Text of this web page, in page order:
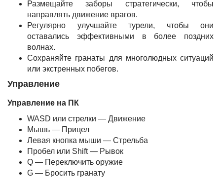
Размещайте заборы стратегически, чтобы
направлять движение врагов.
Регулярно улучшайте турели, чтобы они
оставались эффективными в более поздних
волнах.
Сохраняйте гранаты для многолюдных ситуаций
или экстренных побегов.
Управление
Управление на ПК
WASD или стрелки — Движение
Мышь — Прицел
Левая кнопка мыши — Стрельба
Пробел или Shift — Рывок
Q — Переключить оружие
G — Бросить гранату